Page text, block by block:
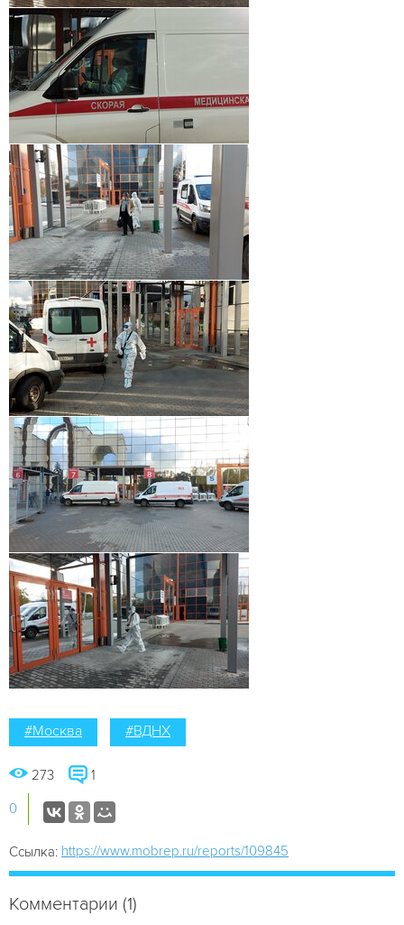
#Москва #ВДНХ
273 1
0
Ссылка: https://www.mobrep.ru/reports/109845
Комментарии (1)